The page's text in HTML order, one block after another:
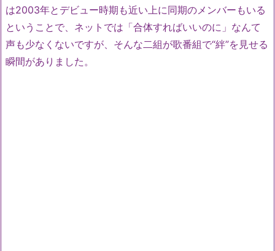
は2003年とデビュー時期も近い上に同期のメンバーもいる
ということで、ネットでは「合体すればいいのに」なんて
声も少なくないですが、そんな二組が歌番組で“絆”を見せる
瞬間がありました。